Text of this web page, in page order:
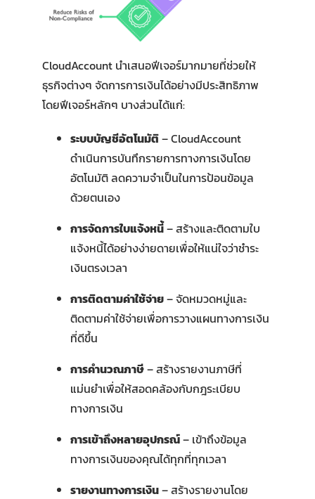
CloudAccount นำเสนอฟีเจอร์มากมายที่ช่วยให้
ธุรกิจต่างๆ จัดการการเงินได้อย่างมีประสิทธิภาพ
โดยฟีเจอร์หลักๆ บางส่วนได้แก่:
ระบบบัญชีอัตโนมัติ– CloudAccount
ดำเนินการบันทึกรายการทางการเงินโดย
อัตโนมัติ ลดความจำเป็นในการป้อนข้อมูล
ด้วยตนเอง
การจัดการใบแจ้งหนี้– สร้างและติดตามใบ
แจ้งหนี้ได้อย่างง่ายดายเพื่อให้แน่ใจว่าชำระ
เงินตรงเวลา
การติดตามค่าใช้จ่าย– จัดหมวดหมู่และ
ติดตามค่าใช้จ่ายเพื่อการวางแผนทางการเงิน
ที่ดีขึ้น
การคำนวณภาษี– สร้างรายงานภาษีที่
แม่นยำเพื่อให้สอดคล้องกับกฎระเบียบ
ทางการเงิน
การเข้าถึงหลายอุปกรณ์– เข้าถึงข้อมูล
ทางการเงินของคุณได้ทุกที่ทุกเวลา
รายงานทางการเงิน– สร้างรายงานโดย